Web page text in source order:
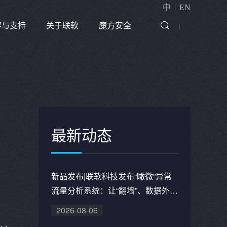
支持 关于联软 魔方安全  |
中 | EN
最新动态
新品发布|联软科技发布“瞰微”异常
流量分析系统：让“翻墙”、数据外泄
2026-08-06